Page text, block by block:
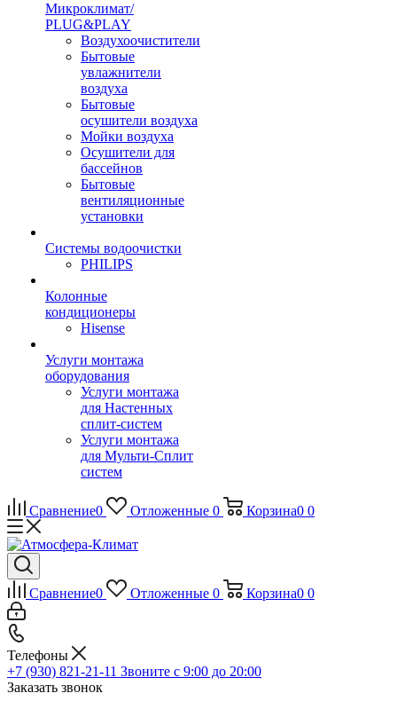
Микроклимат/
PLUG&PLAY
Воздухоочистители
Бытовые
увлажнители
воздуха
Бытовые
осушители воздуха
Мойки воздуха
Осушители для
бассейнов
Бытовые
вентиляционные
установки
Системы водоочистки
PHILIPS
Колонные
кондиционеры
Hisense
Услуги монтажа
оборудования
Услуги монтажа
для Настенных
сплит-систем
Услуги монтажа
для Мульти-Сплит
систем
Сравнение0 Отложенные 0 Корзина0 0
Сравнение0 Отложенные 0 Корзина0 0
Телефоны
+7 (930) 821-21-11 Звоните с 9:00 до 20:00
Заказать звонок